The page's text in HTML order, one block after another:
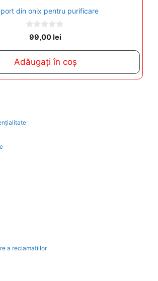
din onix pentru purificare
0
o
5
99,00 lei
Adăugați în coș
a reclamatiilor